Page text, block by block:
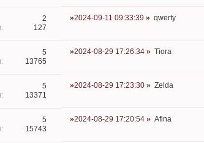
2
127
2024-09-11 09:33:39 qwerty
5
13765
2024-08-29 17:26:34 Tiora
5
13371
2024-08-29 17:23:30 Zelda
5
15743
2024-08-29 17:20:54 Afina